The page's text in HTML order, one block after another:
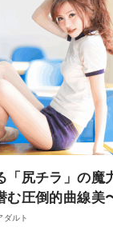
「尻チラ」の魔
む圧倒的曲線美
ダルト